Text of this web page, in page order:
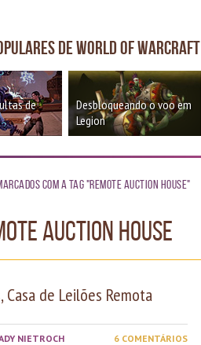
de World of Warcraft
de
Desbloqueando o voo em
Legion
com a tag "remote auction house"
auction house
Casa de Leilões Remota
NIETROCH 6 COMENTÁRIOS